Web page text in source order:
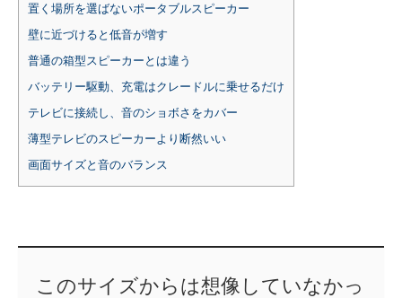
置く場所を選ばないポータブルスピーカー
壁に近づけると低音が増す
普通の箱型スピーカーとは違う
バッテリー駆動、充電はクレードルに乗せるだけ
テレビに接続し、音のショボさをカバー
薄型テレビのスピーカーより断然いい
画面サイズと音のバランス
このサイズからは想像していなかっ